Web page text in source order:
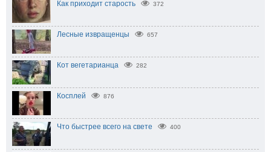
Как приходит старость 372
Лесные извращенцы 657
Кот вегетарианца 282
Косплей 876
Что быстрее всего на свете 400